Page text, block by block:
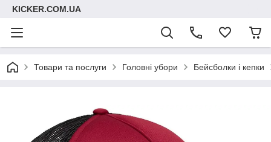
KICKER.COM.UA
Товари та послуги Головні убори Бейсболки і кепки